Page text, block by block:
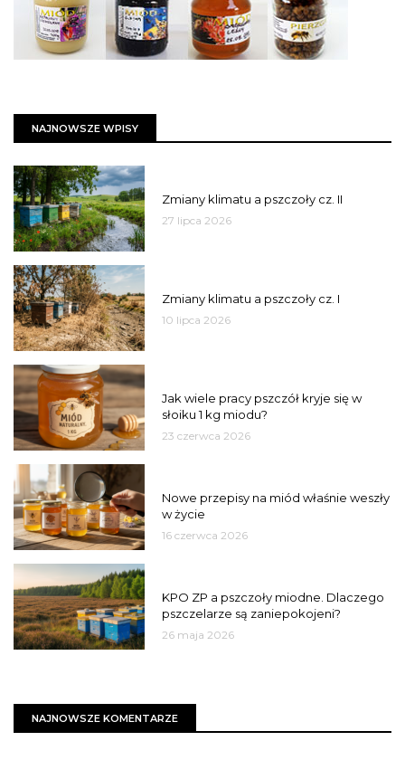
NAJNOWSZE WPISY
Zmiany klimatu a pszczoły cz. II
27 lipca 2026
Zmiany klimatu a pszczoły cz. I
10 lipca 2026
Jak wiele pracy pszczół kryje się w
słoiku 1 kg miodu?
23 czerwca 2026
Nowe przepisy na miód właśnie weszły
w życie
16 czerwca 2026
KPO ZP a pszczoły miodne. Dlaczego
pszczelarze są zaniepokojeni?
26 maja 2026
NAJNOWSZE KOMENTARZE